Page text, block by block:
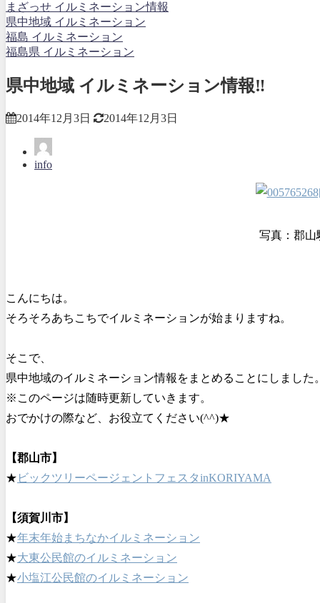
まざっせ イルミネーション情報
県中地域 イルミネーション
福島 イルミネーション
福島県 イルミネーション
県中地域 イルミネーション情報‼
2014年12月3日 2014年12月3日
info
写真：郡山
こんにちは。
そろそろあちこちでイルミネーションが始まりますね。
そこで、
県中地域のイルミネーション情報をまとめることにしました
※このページは随時更新していきます。
おでかけの際など、お役立てください(^^)★
【郡山市】
★ ビックツリーページェントフェスタinKORIYAMA
【須賀川市】
★年末年始まちなかイルミネーション
★大東公民館のイルミネーション
★小塩江公民館のイルミネーション